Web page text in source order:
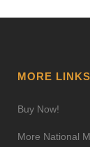
MORE LINKS
Buy Now!
More National